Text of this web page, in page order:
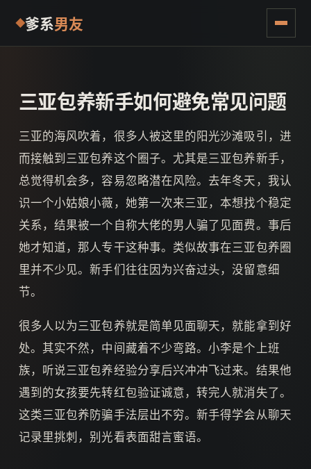
爹系男友
三亚包养新手如何避免常见问题
三亚的海风吹着，很多人被这里的阳光沙滩吸引，进
而接触到三亚包养这个圈子。尤其是三亚包养新手，
总觉得机会多，容易忽略潜在风险。去年冬天，我认
识一个小姑娘小薇，她第一次来三亚，本想找个稳定
关系，结果被一个自称大佬的男人骗了见面费。事后
她才知道，那人专干这种事。类似故事在三亚包养圈
里并不少见。新手们往往因为兴奋过头，没留意细
节。
很多人以为三亚包养就是简单见面聊天，就能拿到好
处。其实不然，中间藏着不少弯路。小李是个上班
族，听说三亚包养经验分享后兴冲冲飞过来。结果他
遇到的女孩要先转红包验证诚意，转完人就消失了。
这类三亚包养防骗手法层出不穷。新手得学会从聊天
记录里挑刺，别光看表面甜言蜜语。